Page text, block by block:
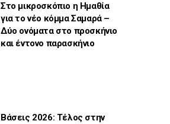
Στο μικροσκόπιο η Ημαθία
για το νέο κόμμα Σαμαρά –
Δύο ονόματα στο προσκήνιο
και έντονο παρασκήνιο
Βάσεις 2026: Τέλος στην